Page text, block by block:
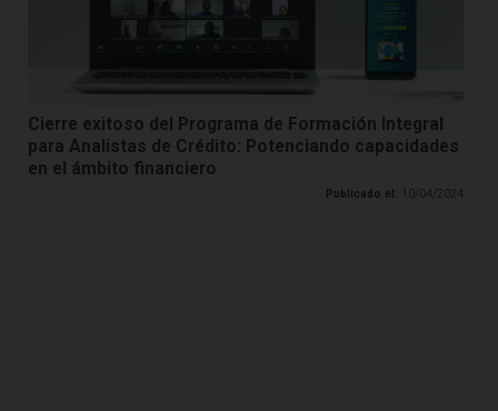
Cierre exitoso del Programa de Formación Integral
para Analistas de Crédito: Potenciando capacidades
en el ámbito financiero
Publicado el: 10/04/2024